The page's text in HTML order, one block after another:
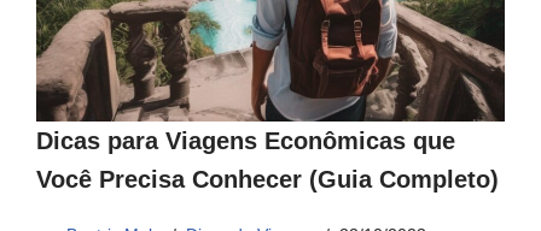
Dicas para Viagens Econômicas que
Você Precisa Conhecer (Guia Completo)